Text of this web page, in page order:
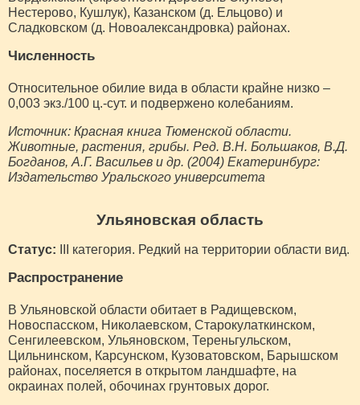
Нестерово, Кушлук), Казанском (д. Ельцово) и
Сладковском (д. Новоалександровка) районах.
Численность
Относительное обилие вида в области крайне низко –
0,003 экз./100 ц.-сут. и подвержено колебаниям.
Источник: Красная книга Тюменской области.
Животные, растения, грибы. Ред. В.Н. Большаков, В.Д.
Богданов, А.Г. Васильев и др. (2004) Екатеринбург:
Издательство Уральского университета
Ульяновская область
Статус: III категория. Редкий на территории области вид.
Распространение
В Ульяновской области обитает в Радищевском,
Новоспасском, Николаевском, Старокулаткинском,
Сенгилеевском, Ульяновском, Тереньгульском,
Цильнинском, Карсунском, Кузоватовском, Барышском
районах, поселяется в открытом ландшафте, на
окраинах полей, обочинах грунтовых дорог.